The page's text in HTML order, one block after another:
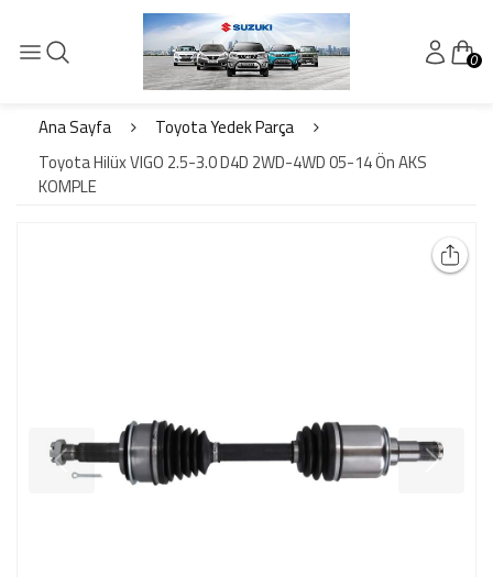
0
Ana Sayfa
Toyota Yedek Parça
Toyota Hilüx VIGO 2.5-3.0 D4D 2WD-4WD 05-14 Ön AKS
KOMPLE